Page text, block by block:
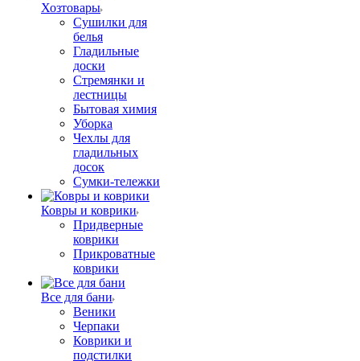
Хозтовары
Сушилки для
белья
Гладильные
доски
Стремянки и
лестницы
Бытовая химия
Уборка
Чехлы для
гладильных
досок
Сумки-тележки
Ковры и коврики
Придверные
коврики
Прикроватные
коврики
Все для бани
Веники
Черпаки
Коврики и
подстилки